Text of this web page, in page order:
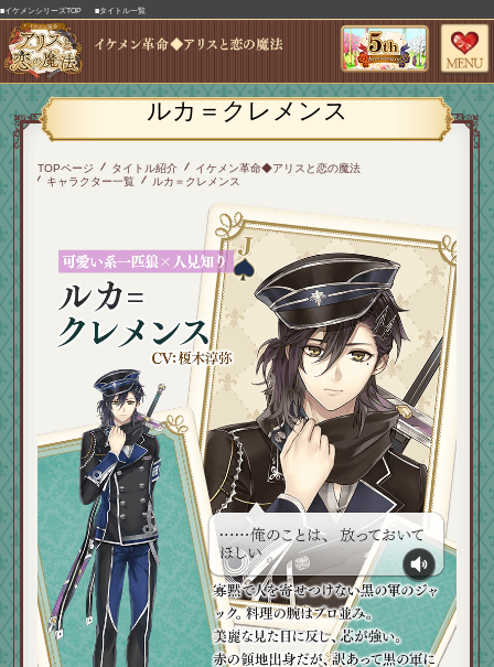
■イケメンシリーズTOP ■タイトル一覧
ルカ＝クレメンス
TOPページ タイトル紹介
イケメン革命◆アリスと恋の魔法
キャラクター一覧
ルカ＝クレメンス